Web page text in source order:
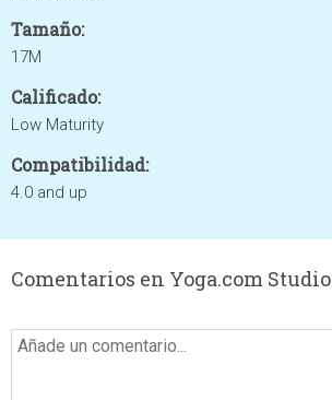
Tamaño:
17M
Calificado:
Low Maturity
Compatibilidad:
4.0 and up
Comentarios en Yoga.com Studio